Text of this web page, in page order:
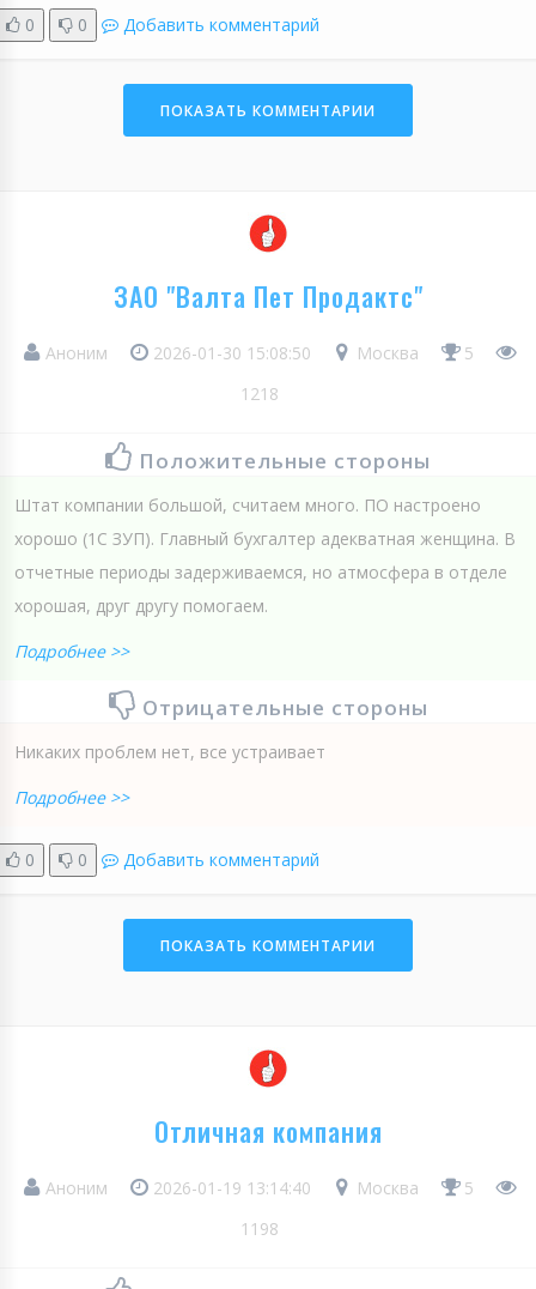
0 0 Добавить комментарий
ПОКАЗАТЬ КОММЕНТАРИИ
ЗАО "Валта Пет Продактс"
Аноним 2026-01-30 15:08:50 Москва
5
1218
Положительные стороны
Штат компании большой, считаем много. ПО настроено
хорошо (1С ЗУП). Главный бухгалтер адекватная женщина. В
отчетные периоды задерживаемся, но атмосфера в отделе
хорошая, друг другу помогаем.
Подробнее >>
Отрицательные стороны
Никаких проблем нет, все устраивает
Подробнее >>
0 0 Добавить комментарий
ПОКАЗАТЬ КОММЕНТАРИИ
Отличная компания
Аноним 2026-01-19 13:14:40 Москва
5
1198